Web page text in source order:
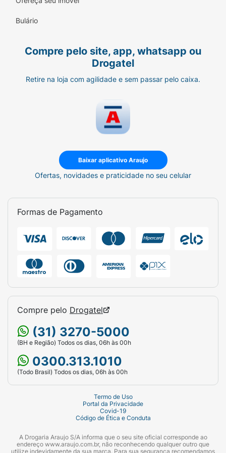
necessário ou conforme orientação
profissional;
nublados ou chuvosos para garantir proteção
contínua.
Bulário
Compre pelo site, app, whatsapp ou
Drogatel
Retire na loja com agilidade e sem passar pelo caixa.
Baixar aplicativo Araujo
Ofertas, novidades e praticidade no seu celular
Formas de Pagamento
Compre pelo Drogatel
(31) 3270-5000
(BH e Região) Todos os dias, 06h às 00h
0300.313.1010
(Todo Brasil) Todos os dias, 06h às 00h
Termo de Uso
Portal da Privacidade
Covid-19
Código de Ética e Conduta
A Drogaria Araujo S/A informa que o seu site oficial corresponde ao
endereço www.araujo.com.br, não reconhecendo qualquer outro que
utilize indevidamente da sua marca. Para sua segurança recomendamos